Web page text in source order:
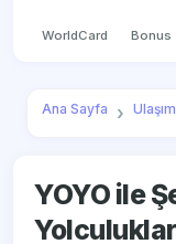
WorldCard Bonus
Ana Sayfa Ulaşım
YOYO ile